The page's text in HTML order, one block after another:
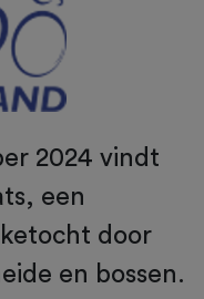
2024 vindt
een
door
en bossen.